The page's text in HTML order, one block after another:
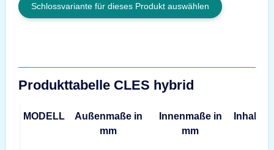
Schlossvariante für dieses Produkt auswählen
Produkttabelle CLES hybrid
MODELL
Außenmaße in
mm
Innenmaße in
mm
Inhalt